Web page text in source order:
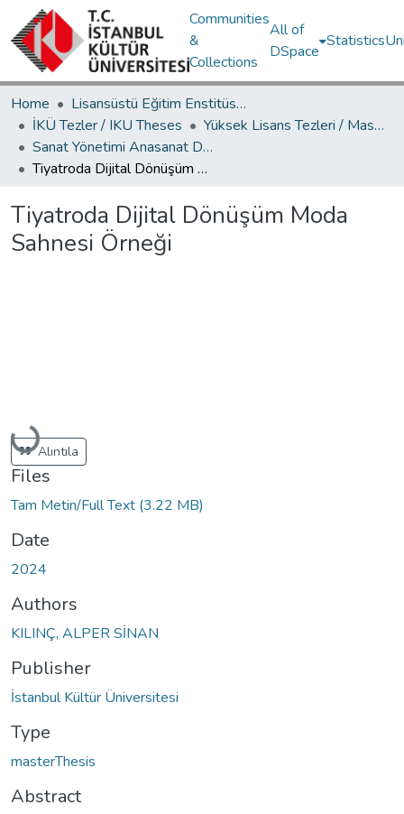
Communities
&
Collections
All of
DSpace
Statistics
Home
Lisansüstü Eğitim Enstitüsü / Postgraduate Education Institute
İKÜ Tezler / IKU Theses
Yüksek Lisans Tezleri / Master's Theses
Sanat Yönetimi Anasanat Dalı / Department of Arts Management
Tiyatroda Dijital Dönüşüm Moda Sahnesi Örneği
Tiyatroda Dijital Dönüşüm Moda
Sahnesi Örneği
Loading...
Alıntıla
Files
Tam Metin/Full Text (3.22 MB)
Date
2024
Authors
KILINÇ, ALPER SİNAN
Publisher
İstanbul Kültür Üniversitesi
Type
masterThesis
Abstract